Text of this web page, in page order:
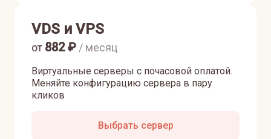
VDS и VPS
Виртуальные серверы с почасовой оплатой.
Меняйте конфигурацию сервера в пару
кликов
от 882₽ / месяц
Выбрать сервер